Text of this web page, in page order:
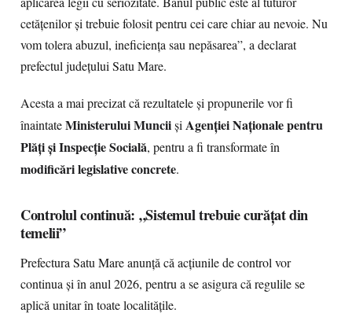
cetățenilor și trebuie folosit pentru cei care chiar au nevoie. Nu
vom tolera abuzul, ineficiența sau nepăsarea”, a declarat
prefectul județului Satu Mare.
Acesta a mai precizat că rezultatele și propunerile vor fi
înaintateMinisterului MunciișiAgenției Naționale pentru
Plăți și Inspecție Socială, pentru a fi transformate în
modificări legislative concrete.
Controlul continuă: „Sistemul trebuie curățat din
temelii”
Prefectura Satu Mare anunță că acțiunile de control vor
continua și în anul 2026, pentru a se asigura că regulile se
aplică unitar în toate localitățile.